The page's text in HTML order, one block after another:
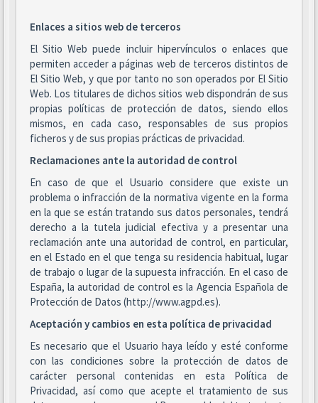
Enlaces a sitios web de terceros
El Sitio Web puede incluir hipervínculos o enlaces que
permiten acceder a páginas web de terceros distintos de
El Sitio Web, y que por tanto no son operados por El Sitio
Web. Los titulares de dichos sitios web dispondrán de sus
propias políticas de protección de datos, siendo ellos
mismos, en cada caso, responsables de sus propios
ficheros y de sus propias prácticas de privacidad.
Reclamaciones ante la autoridad de control
En caso de que el Usuario considere que existe un
problema o infracción de la normativa vigente en la forma
en la que se están tratando sus datos personales, tendrá
derecho a la tutela judicial efectiva y a presentar una
reclamación ante una autoridad de control, en particular,
en el Estado en el que tenga su residencia habitual, lugar
de trabajo o lugar de la supuesta infracción. En el caso de
España, la autoridad de control es la Agencia Española de
Protección de Datos (http://www.agpd.es).
Aceptación y cambios en esta política de privacidad
Es necesario que el Usuario haya leído y esté conforme
con las condiciones sobre la protección de datos de
carácter personal contenidas en esta Política de
Privacidad, así como que acepte el tratamiento de sus